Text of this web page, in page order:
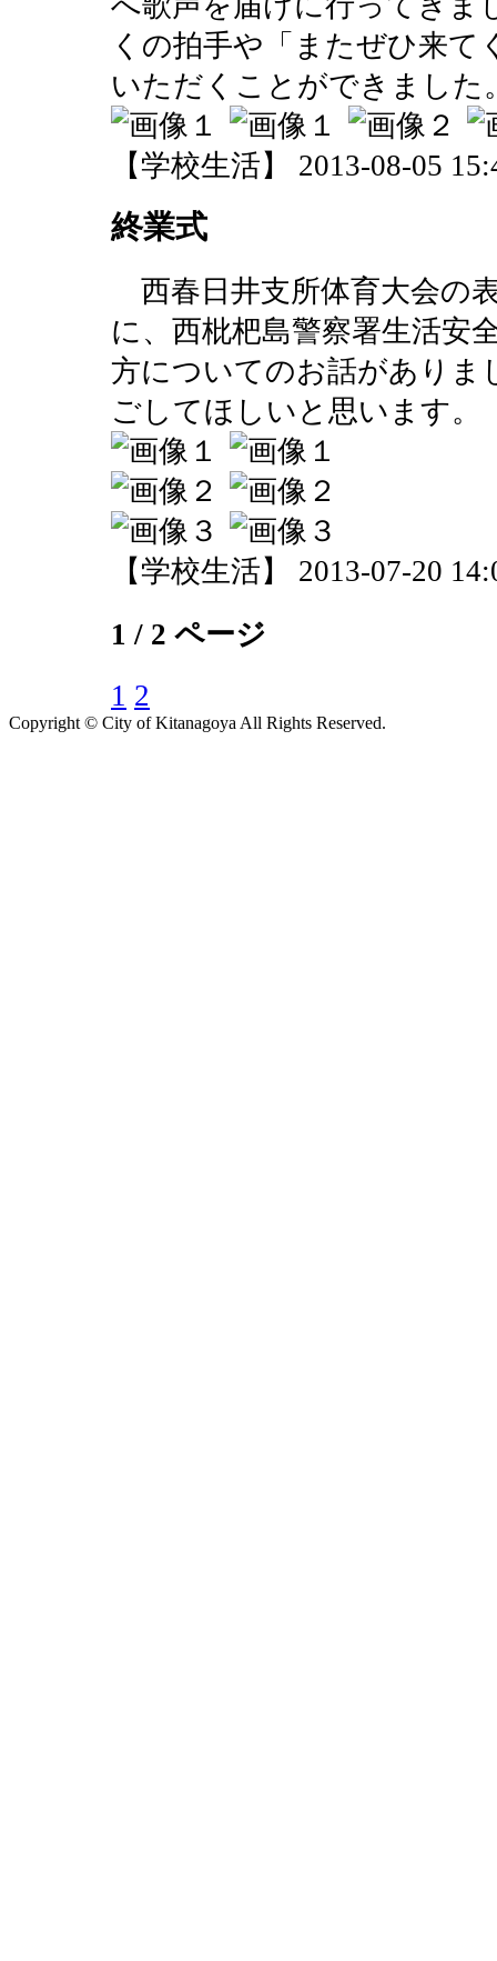
くの拍手や「またぜひ来
いただくことができました
【学校生活】 2013-08-05
終業式
西春日井支所体育大会の
に、西枇杷島警察署生活安
方についてのお話がありま
ごしてほしいと思います。
【学校生活】 2013-07-20
1 / 2 ページ
1 2
Copyright © City of Kitanagoya All Rights Reserved.